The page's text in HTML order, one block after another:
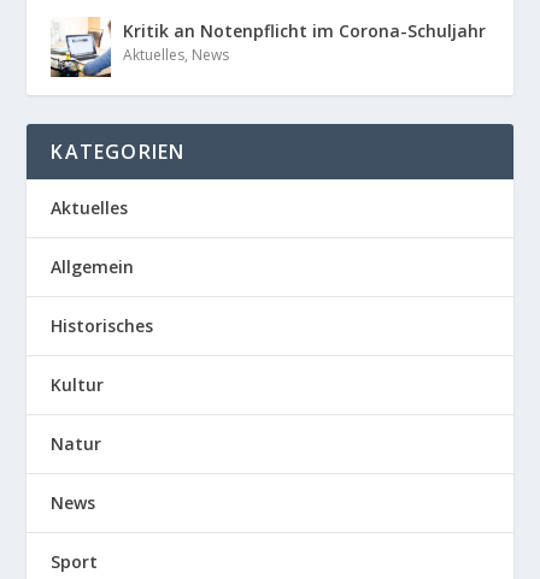
Kritik an Notenpflicht im Corona-Schuljahr
Aktuelles, News
KATEGORIEN
Aktuelles
Allgemein
Historisches
Kultur
Natur
News
Sport